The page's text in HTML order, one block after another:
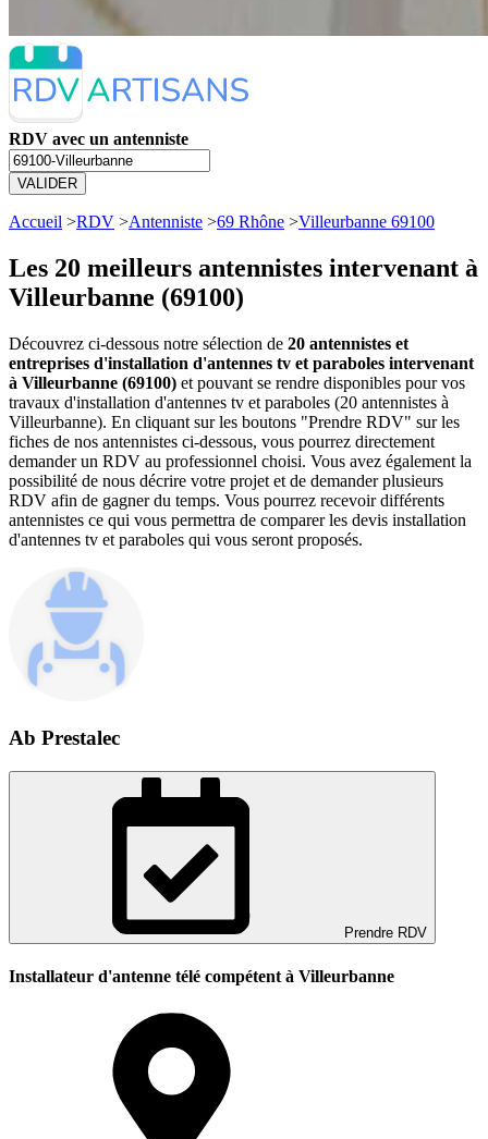
RDV avec un antenniste
VALIDER
Accueil >RDV >Antenniste >69 Rhône >Villeurbanne 69100
Les 20 meilleurs antennistes intervenant à
Villeurbanne (69100)
Découvrez ci-dessous notre sélection de 20 antennistes et
entreprises d'installation d'antennes tv et paraboles intervenant
à Villeurbanne (69100) et pouvant se rendre disponibles pour vos
travaux d'installation d'antennes tv et paraboles (20 antennistes à
Villeurbanne). En cliquant sur les boutons "Prendre RDV" sur les
fiches de nos antennistes ci-dessous, vous pourrez directement
demander un RDV au professionnel choisi. Vous avez également la
possibilité de nous décrire votre projet et de demander plusieurs
RDV afin de gagner du temps. Vous pourrez recevoir différents
antennistes ce qui vous permettra de comparer les devis installation
d'antennes tv et paraboles qui vous seront proposés.
Ab Prestalec
Prendre RDV
Installateur d'antenne télé compétent à Villeurbanne